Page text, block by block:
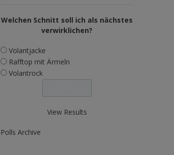
Welchen Schnitt soll ich als nächstes
verwirklichen?
Volantjacke
Rafftop mit Ärmeln
Volantrock
View Results
Polls Archive